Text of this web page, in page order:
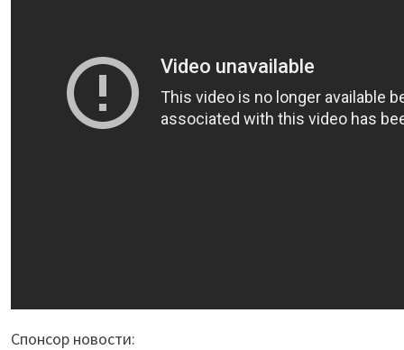
Спонсор новости: